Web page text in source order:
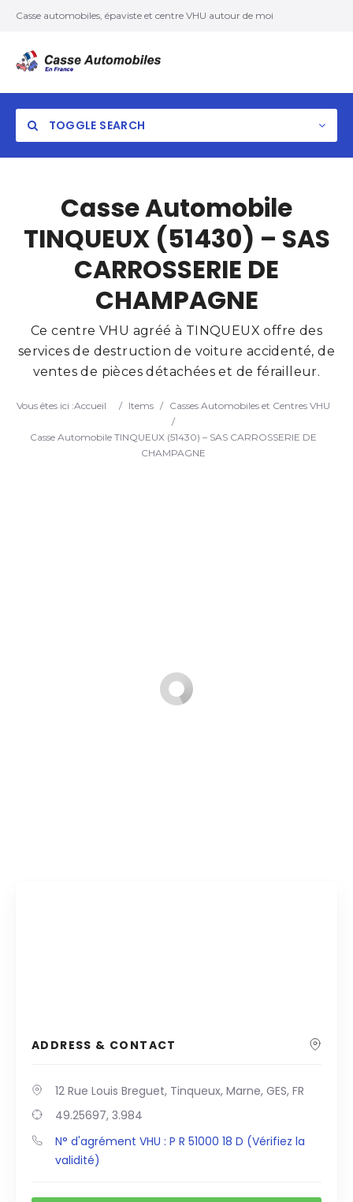
Casse automobiles, épaviste et centre VHU autour de moi
TOGGLE SEARCH
Search
Casse Automobile
TINQUEUX (51430) – SAS
CARROSSERIE DE
CHAMPAGNE
Ce centre VHU agréé à TINQUEUX offre des
services de destruction de voiture accidenté, de
ventes de pièces détachées et de férailleur.
Vous êtes ici :Accueil / Items / Casses Automobiles et Centres VHU
/
Casse Automobile TINQUEUX (51430) – SAS CARROSSERIE DE
CHAMPAGNE
ADDRESS & CONTACT
12 Rue Louis Breguet, Tinqueux, Marne, GES, FR
49.25697, 3.984
N° d'agrément VHU : P R 51000 18 D (Vérifiez la
validité)